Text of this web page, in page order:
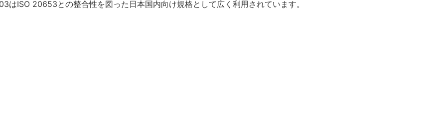
はISO 20653との整合性を図った日本国内向け規格として広く利用されています。